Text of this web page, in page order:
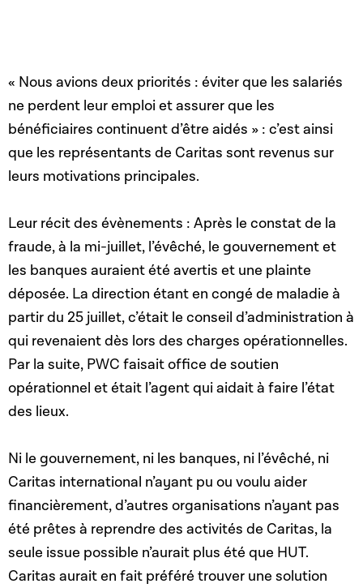
« Nous avions deux priorités : éviter que les salariés
ne perdent leur emploi et assurer que les
bénéficiaires continuent d’être aidés » : c’est ainsi
que les représentants de Caritas sont revenus sur
leurs motivations principales.
Leur récit des évènements : Après le constat de la
fraude, à la mi-juillet, l’évêché, le gouvernement et
les banques auraient été avertis et une plainte
déposée. La direction étant en congé de maladie à
partir du 25 juillet, c’était le conseil d’administration à
qui revenaient dès lors des charges opérationnelles.
Par la suite, PWC faisait office de soutien
opérationnel et était l’agent qui aidait à faire l’état
des lieux.
Ni le gouvernement, ni les banques, ni l’évêché, ni
Caritas international n’ayant pu ou voulu aider
financièrement, d’autres organisations n’ayant pas
été prêtes à reprendre des activités de Caritas, la
seule issue possible n’aurait plus été que HUT.
Caritas aurait en fait préféré trouver une solution